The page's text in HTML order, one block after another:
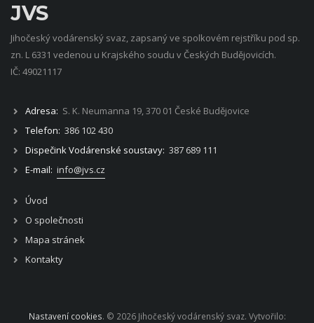
JVS
Jihočeský vodárenský svaz, zapsaný ve spolkovém rejstříku pod sp.
zn. L 6331 vedenou u Krajského soudu v Českých Budějovicích.
IČ: 49021117
Adresa: S. K. Neumanna 19, 370 01 České Budějovice
Telefon: 386 102 430
Dispečink Vodárenské soustavy: 387 689 111
E-mail: info@jvs.cz
Úvod
O společnosti
Mapa stránek
Kontakty
Nastavení cookies. © 2026 Jihočeský vodárenský svaz. Vytvořilo: